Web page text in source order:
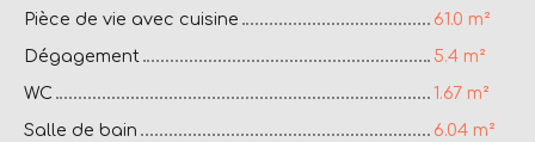
Pièce de vie avec cuisine
61.0 m²
Dégagement
5.4 m²
WC
1.67 m²
Salle de bain
6.04 m²